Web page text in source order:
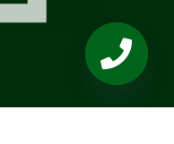
CHATY